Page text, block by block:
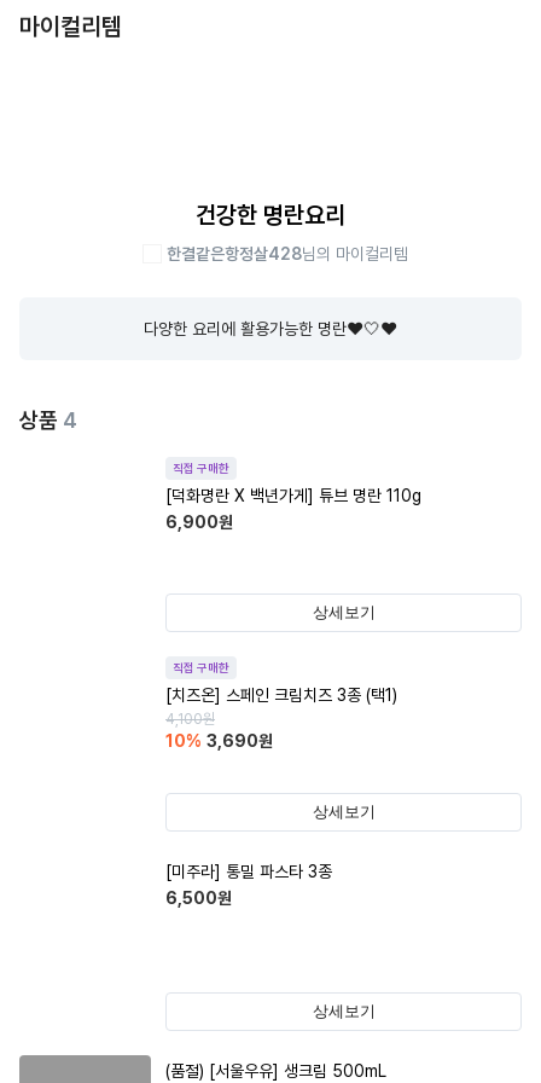
마이컬리템
건강한 명란요리
한결같은항정살428님의 마이컬리템
다양한 요리에 활용가능한 명란❤️🤍❤️
상품 4
직접 구매한
[덕화명란 X 백년가게] 튜브 명란 110g
6,900원
상세보기
직접 구매한
[치즈온] 스페인 크림치즈 3종 (택1)
4,100원
10% 3,690원
상세보기
[미주라] 통밀 파스타 3종
6,500원
상세보기
(품절) [서울우유] 생크림 500mL